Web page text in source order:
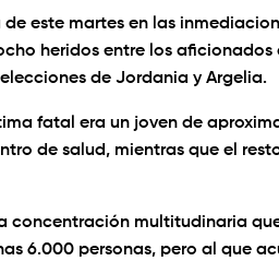
este martes en las
heridos entre los
de Jordania y Argelia.
fatal era un joven de
de salud, mientras que el
concentración multitudinaria
6.000 personas, pero al que